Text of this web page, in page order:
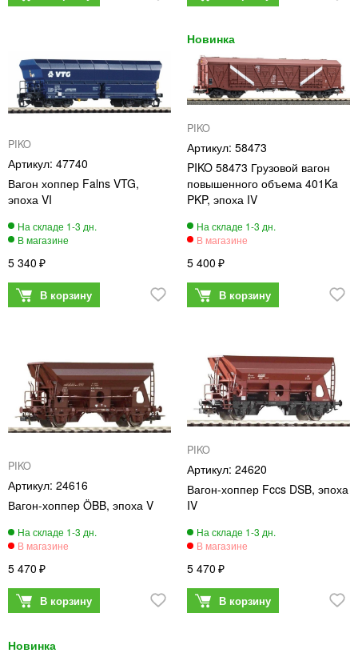
PIKO
47740
Вагон хоппер Falns VTG,
эпоха VI
5 340
PIKO
58473
PIKO 58473 Грузовой вагон
повышенного объема 401Ka
PKP, эпоха IV
5 400
PIKO
24616
Вагон-хоппер ÖBB, эпоха V
5 470
PIKO
24620
Вагон-хоппер Fccs DSB, эпоха
IV
5 470